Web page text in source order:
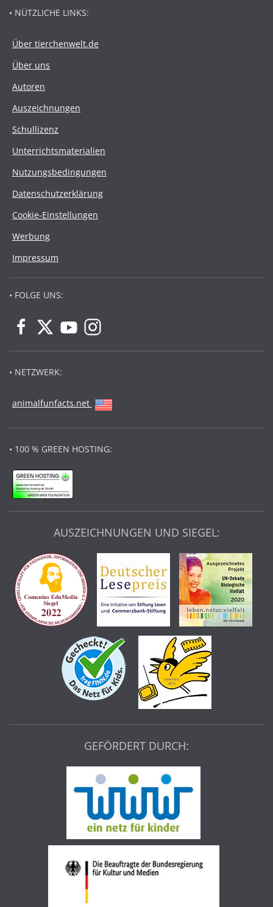
• NÜTZLICHE LINKS:
Über tierchenwelt.de
Über uns
Autoren
Auszeichnungen
Schullizenz
Unterrichtsmaterialien
Nutzungsbedingungen
Datenschutzerklärung
Cookie-Einstellungen
Werbung
Impressum
• FOLGE UNS:
• NETZWERK:
animalfunfacts.net
• 100 % GREEN HOSTING:
AUSZEICHNUNGEN UND SIEGEL:
GEFÖRDERT DURCH: